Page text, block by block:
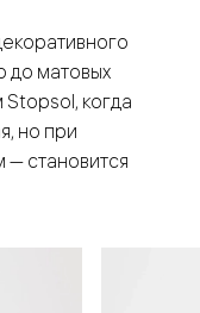
до матовых
Stopsol, когда
но при
становится